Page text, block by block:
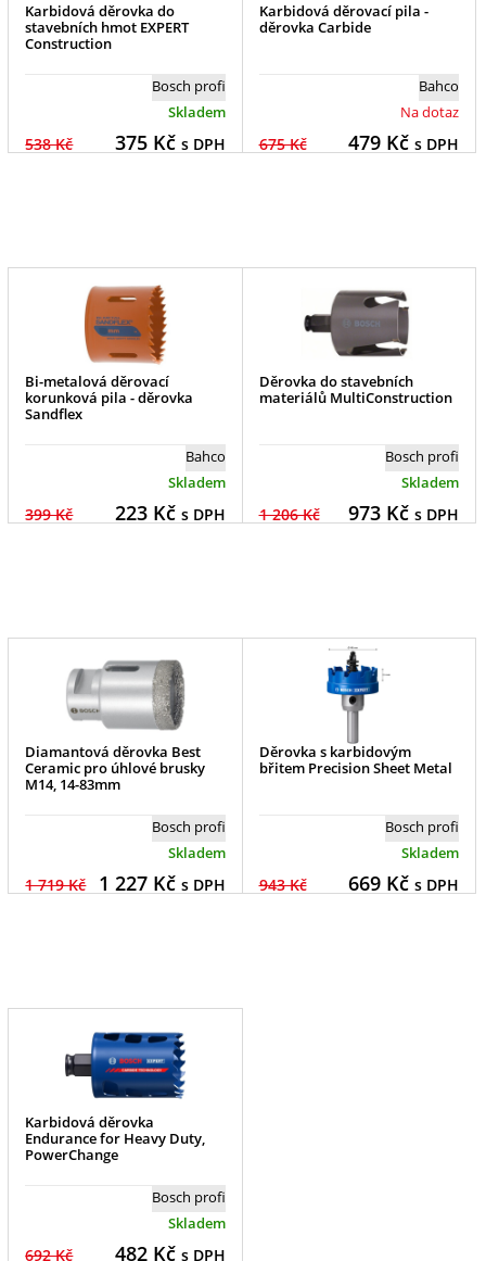
Karbidová děrovka do
stavebních hmot EXPERT
Construction
Bosch profi
Skladem
538 Kč 375Kč s DPH
Karbidová děrovací pila -
děrovka Carbide
Bahco
Na dotaz
675 Kč 479Kč s DPH
Bi-metalová děrovací
korunková pila - děrovka
Sandflex
Bahco
Skladem
399 Kč 223Kč s DPH
Děrovka do stavebních
materiálů MultiConstruction
Bosch profi
Skladem
1 206 Kč 973Kč s DPH
Diamantová děrovka Best
Ceramic pro úhlové brusky
M14, 14-83mm
Bosch profi
Skladem
1 719 Kč 1 227Kč s DPH
Děrovka s karbidovým
břitem Precision Sheet Metal
Bosch profi
Skladem
943 Kč 669Kč s DPH
Karbidová děrovka
Endurance for Heavy Duty,
PowerChange
Bosch profi
Skladem
692 Kč 482Kč s DPH